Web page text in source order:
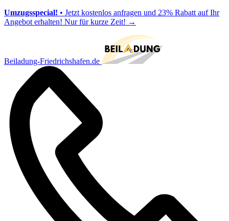
Umzugsspecial! • Jetzt kostenlos anfragen und 23% Rabatt auf Ihr
Angebot erhalten! Nur für kurze Zeit! →
Beiladung-Friedrichshafen.de